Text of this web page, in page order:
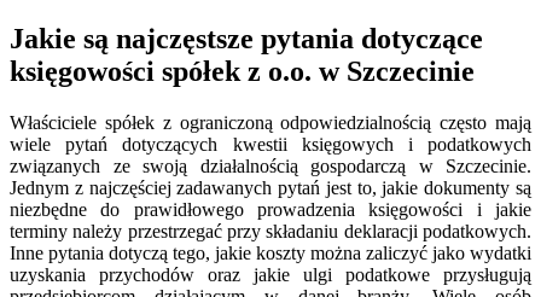
Jakie są najczęstsze pytania dotyczące
księgowości spółek z o.o. w Szczecinie
Właściciele spółek z ograniczoną odpowiedzialnością często mają
wiele pytań dotyczących kwestii księgowych i podatkowych
związanych ze swoją działalnością gospodarczą w Szczecinie.
Jednym z najczęściej zadawanych pytań jest to, jakie dokumenty są
niezbędne do prawidłowego prowadzenia księgowości i jakie
terminy należy przestrzegać przy składaniu deklaracji podatkowych.
Inne pytania dotyczą tego, jakie koszty można zaliczyć jako wydatki
uzyskania przychodów oraz jakie ulgi podatkowe przysługują